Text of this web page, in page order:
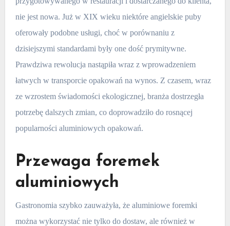
nie jest nowa. Już w XIX wieku niektóre angielskie puby
oferowały podobne usługi, choć w porównaniu z
dzisiejszymi standardami były one dość prymitywne.
Prawdziwa rewolucja nastąpiła wraz z wprowadzeniem
łatwych w transporcie opakowań na wynos. Z czasem, wraz
ze wzrostem świadomości ekologicznej, branża dostrzegła
potrzebę dalszych zmian, co doprowadziło do rosnącej
popularności aluminiowych opakowań.
Przewaga foremek
aluminiowych
Gastronomia szybko zauważyła, że aluminiowe foremki
można wykorzystać nie tylko do dostaw, ale również w